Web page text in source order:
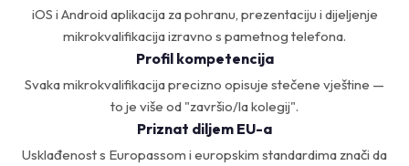
iOS i Android aplikacija za pohranu, prezentaciju i dijeljenje
mikrokvalifikacija izravno s pametnog telefona.
Profil kompetencija
Svaka mikrokvalifikacija precizno opisuje stečene vještine —
to je više od "završio/la kolegij".
Priznat diljem EU-a
Usklađenost s Europassom i europskim standardima znači da